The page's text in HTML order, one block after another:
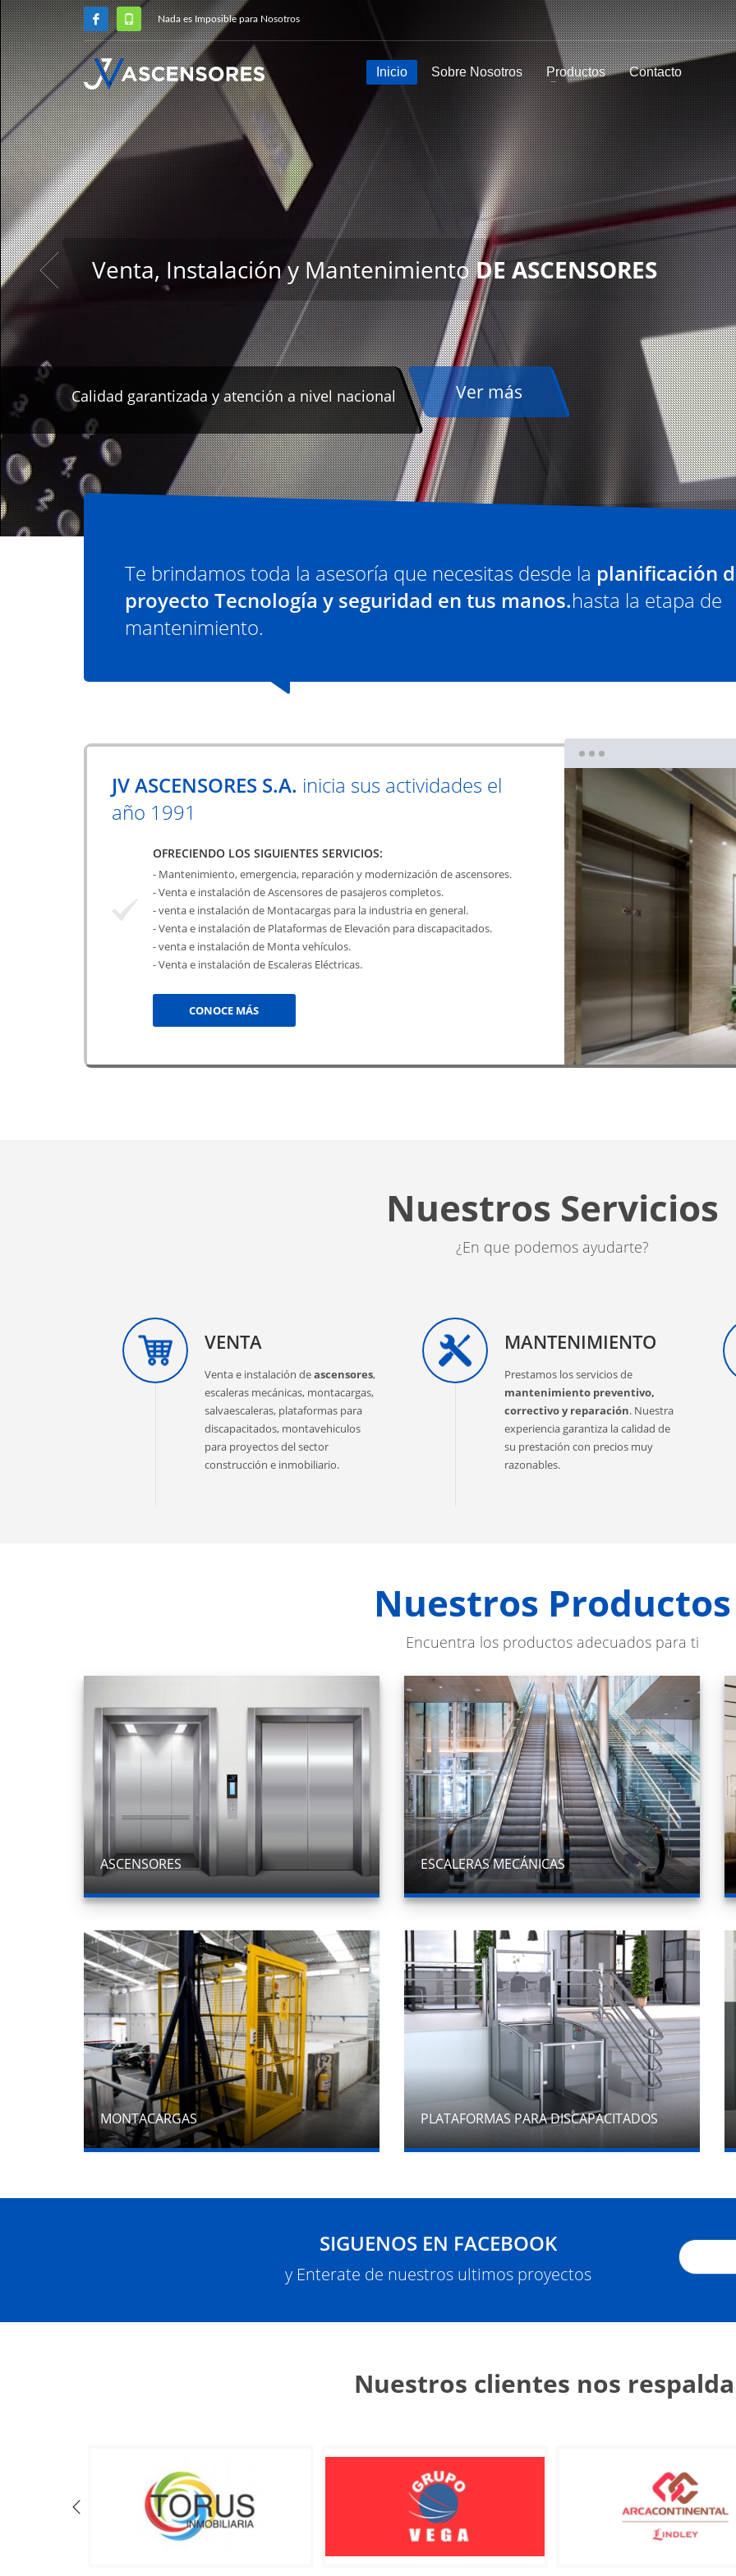
Nada es Imposible para Nosotros
Inicio Sobre Nosotros Productos Contacto
DE ASCENSORES
Ver más
Te brindamos toda la asesoría que necesitas desde la planificación
proyecto Tecnología y seguridad en tus manos.hasta la etapa de
mantenimiento.
JV ASCENSORES S.A. inicia sus actividades el
año 1991
OFRECIENDO LOS SIGUIENTES SERVICIOS:
- Mantenimiento, emergencia, reparación y modernización de ascensores.
- Venta e instalación de Ascensores de pasajeros completos.
- venta e instalación de Montacargas para la industria en general.
- Venta e instalación de Plataformas de Elevación para discapacitados.
- venta e instalación de Monta vehículos.
- Venta e instalación de Escaleras Eléctricas.
CONOCE MÁS
Nuestros Servicios
¿En que podemos ayudarte?
VENTA
Venta e instalación deascensores,
escaleras mecánicas, montacargas,
salvaescaleras, plataformas para
discapacitados, montavehiculos
para proyectos del sector
construcción e inmobiliario.
MANTENIMIENTO
Prestamos los servicios de
mantenimiento preventivo,
correctivo y reparación. Nuestra
experiencia garantiza la calidad de
su prestación con precios muy
razonables.
Nuestros Productos
Encuentra los productos adecuados para ti
ASCENSORES ESCALERAS MECÁNICAS
MONTACARGAS PLATAFORMAS PARA DISCAPACITADOS
SIGUENOS EN FACEBOOK
y Enterate de nuestros ultimos proyectos
Nuestros clientes nos